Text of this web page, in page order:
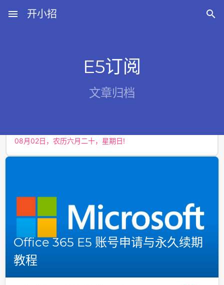
menu 开小招 
E5订阅
文章归档
Office 365 E5 账号申请与永久续期
教程
08月06日，农历六月廿四，星期四!
08月02日，农历六月二十，星期日!